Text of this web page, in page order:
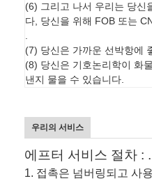
(6) 그리고 나서 우리는 당신
다, 당신을 위해 FOB 또는
.
(7) 당신은 가까운 선박항에
(8) 당신은 기호논리학이 화
낸지 물을 수 있습니다.
우리의 서비스
에프터 서비스 절차 : .
1. 접촉은 넘버링되고 사